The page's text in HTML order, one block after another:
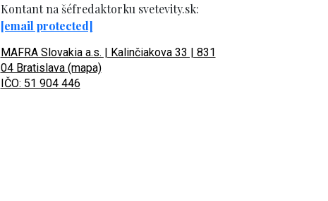
Kontant na šéfredaktorku svetevity.sk:
[email protected]
MAFRA Slovakia a.s. | Kalinčiakova 33 | 831
04 Bratislava (mapa)
IČO: 51 904 446